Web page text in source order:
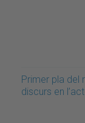
Primer pla del
discurs en